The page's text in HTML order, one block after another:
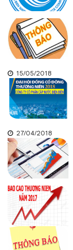
15/05/2018
27/04/2018